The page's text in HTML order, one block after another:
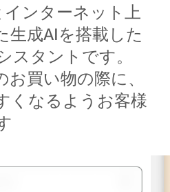
ンターネット上
生成AIを搭載した
スタントです。
買い物の際に、
くなるようお客様